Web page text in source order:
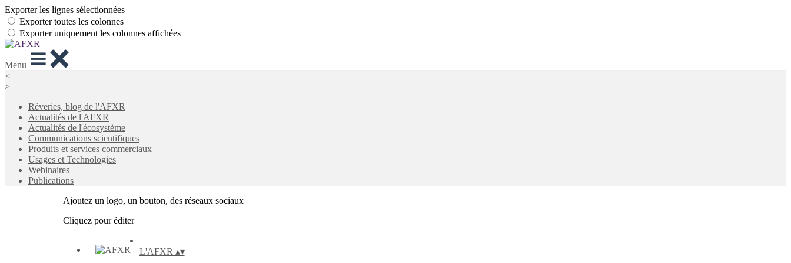
Exporter les lignes sélectionnées
Exporter toutes les colonnes
Exporter uniquement les colonnes affichées
Menu
<
>
Rêveries, blog de l'AFXR
Actualités de l'AFXR
Actualités de l'écosystème
Communications scientifiques
Produits et services commerciaux
Usages et Technologies
Webinaires
Publications
Ajoutez un logo, un bouton, des réseaux sociaux
Cliquez pour éditer
L'AFXR ▴▾